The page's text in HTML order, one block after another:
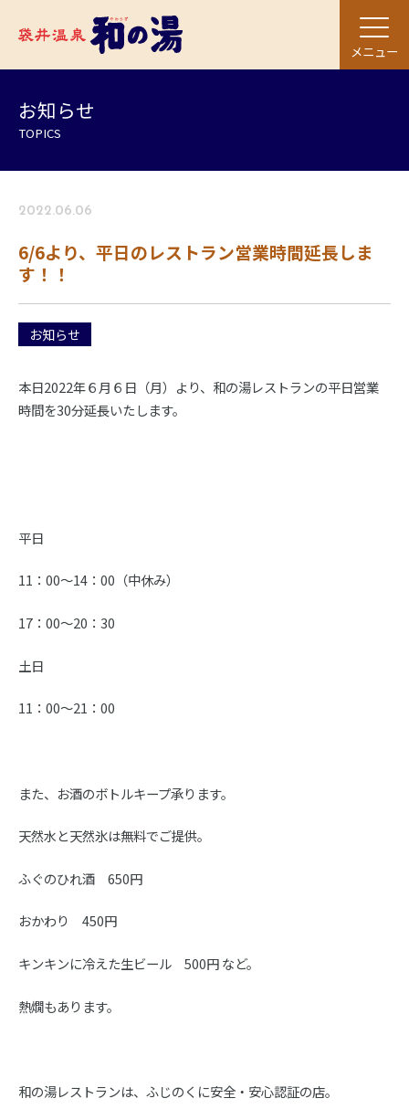
メニュー
お知らせ
TOPICS
2022.06.06
6/6より、平日のレストラン営業時間延長しま
す！！
お知らせ
本日2022年６月６日（月）より、和の湯レストランの平日営業
時間を30分延長いたします。
平日
11：00～14：00（中休み）
17：00～20：30
土日
11：00～21：00
また、お酒のボトルキープ承ります。
天然水と天然氷は無料でご提供。
ふぐのひれ酒 650円
おかわり 450円
キンキンに冷えた生ビール 500円 など。
熱燗もあります。
和の湯レストランは、ふじのくに安全・安心認証の店。